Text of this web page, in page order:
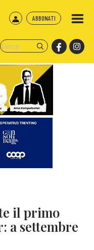
ABBONATI
il primo
a settembre